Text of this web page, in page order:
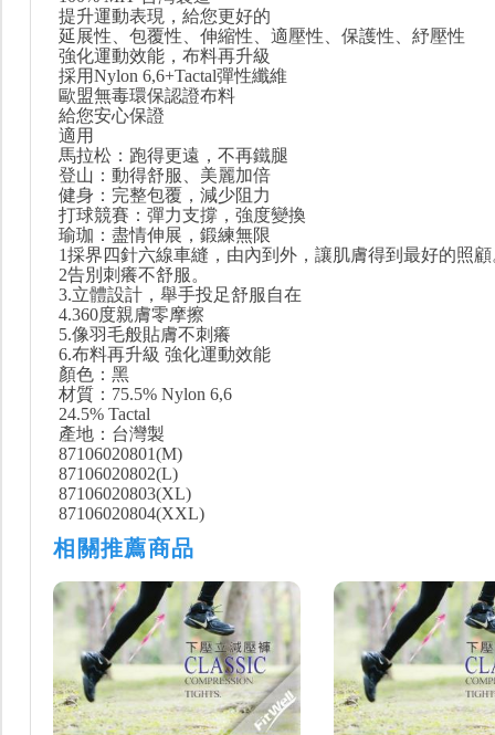
提升運動表現，給您更好的
延展性、包覆性、伸縮性、適壓性、保護性、紓壓性
強化運動效能，布料再升級
採用Nylon 6,6+Tactal彈性纖維
歐盟無毒環保認證布料
給您安心保證
適用
馬拉松：跑得更遠，不再鐵腿
登山：動得舒服、美麗加倍
健身：完整包覆，減少阻力
打球競賽：彈力支撐，強度變換
瑜珈：盡情伸展，鍛練無限
1採界四針六線車縫，由內到外，讓肌膚得到最好的照顧
2告別刺癢不舒服。
3.立體設計，舉手投足舒服自在
4.360度親膚零摩擦
5.像羽毛般貼膚不刺癢
6.布料再升級 強化運動效能
顏色：黑
材質：75.5% Nylon 6,6
24.5% Tactal
產地：台灣製
87106020801(M)
87106020802(L)
87106020803(XL)
87106020804(XXL)
相關推薦商品